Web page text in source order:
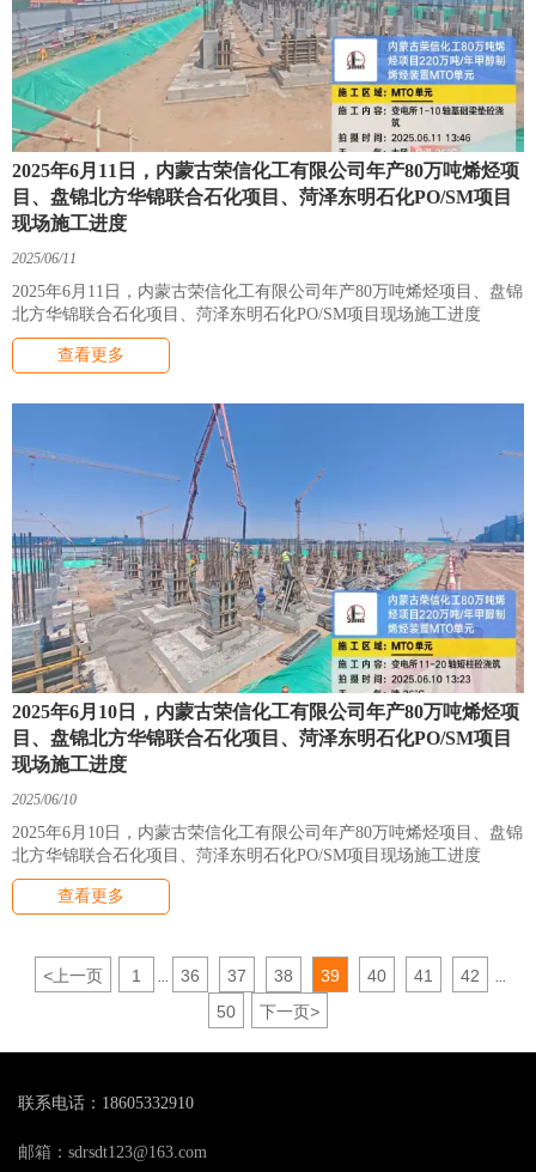
2025年6月11日，内蒙古荣信化工有限公司年产80万吨烯烃项
目、盘锦北方华锦联合石化项目、菏泽东明石化PO/SM项目
现场施工进度
2025/06/11
2025年6月11日，内蒙古荣信化工有限公司年产80万吨烯烃项目、盘锦
北方华锦联合石化项目、菏泽东明石化PO/SM项目现场施工进度
查看更多
2025年6月10日，内蒙古荣信化工有限公司年产80万吨烯烃项
目、盘锦北方华锦联合石化项目、菏泽东明石化PO/SM项目
现场施工进度
2025/06/10
2025年6月10日，内蒙古荣信化工有限公司年产80万吨烯烃项目、盘锦
北方华锦联合石化项目、菏泽东明石化PO/SM项目现场施工进度
查看更多
<上一页 1 36 37 38 39 40 41 42
50 下一页>
联系电话：18605332910
邮箱：sdrsdt123@163.com